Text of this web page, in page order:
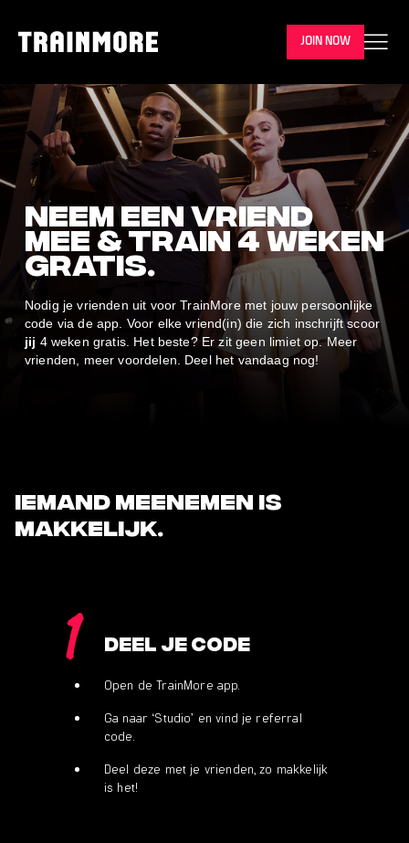
JOIN NOW
Neem een vriend
mee & train 4 weken
gratis.
Nodig je vrienden uit voor TrainMore met jouw persoonlijke
code via de app. Voor elke vriend(in) die zich inschrijft scoor
jij 4 weken gratis. Het beste? Er zit geen limiet op. Meer
vrienden, meer voordelen. Deel het vandaag nog!
Iemand meenemen is
makkelijk.
1 Deel je code
Open de TrainMore app.
Ga naar ‘Studio’ en vind je referral
code.
Deel deze met je vrienden, zo makkelijk
is het!